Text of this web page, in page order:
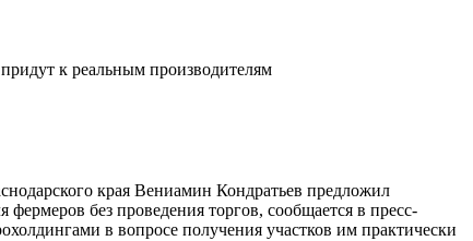
к реальным производителям
края Вениамин Кондратьев предложил
без проведения торгов, сообщается в пресс-
в вопросе получения участков им практически